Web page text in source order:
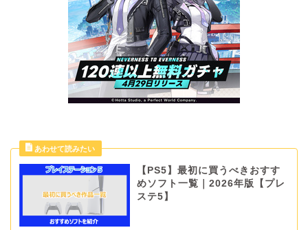
【PS5】最初に買うべきおすす
めソフト一覧｜2026年版【プレ
ステ5】